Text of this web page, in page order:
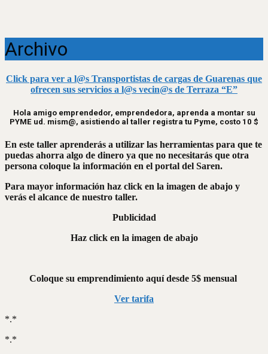
Archivo
Click para ver a l@s Transportistas de cargas de Guarenas que
ofrecen sus servicios a l@s vecin@s de Terraza “E”
Hola amigo emprendedor, emprendedora, aprenda a montar su
PYME ud. mism@, asistiendo al taller registra tu Pyme, costo 10 $
En este taller aprenderás a utilizar las herramientas para que te
puedas ahorra algo de dinero ya que no necesitarás que otra
persona coloque la información en el portal del Saren.
Para mayor información haz click en la imagen de abajo y
verás el alcance de nuestro taller.
Publicidad
Haz click en la imagen de abajo
Coloque su emprendimiento aquí desde 5$ mensual
Ver tarifa
*.*
*.*